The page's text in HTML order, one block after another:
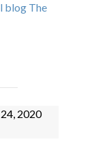
blog The
2020